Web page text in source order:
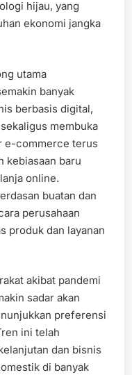
hijau, yang
ekonomi jangka
utama
banyak
berbasis digital,
membuka
e-commerce terus
kebiasaan baru
online.
buatan dan
perusahaan
produk dan layanan
akibat pandemi
sadar akan
preferensi
ini telah
dan bisnis
di banyak